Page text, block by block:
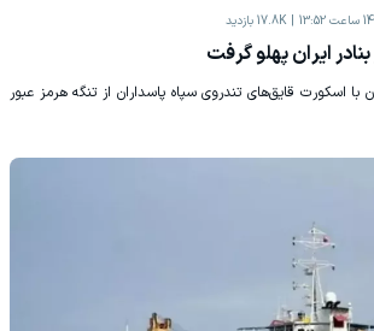
17.8K بازدید
ایران پهلو گرفت
اسکورت قایق‌های تندروی سپاه پاسداران از تنگه هرمز عبور